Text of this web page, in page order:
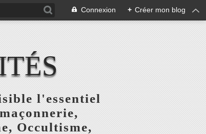
Connexion + Créer mon blog
l'essentiel
Occultisme,